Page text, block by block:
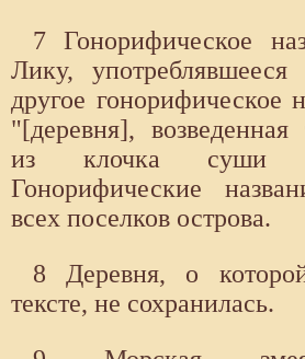
7 Гонорифическое
Лику,
другое гонорифическое
"[деревня],
из клочка суши
Гонорифические
всех поселков острова.
8 Деревня, о
тексте, не сохранилась.